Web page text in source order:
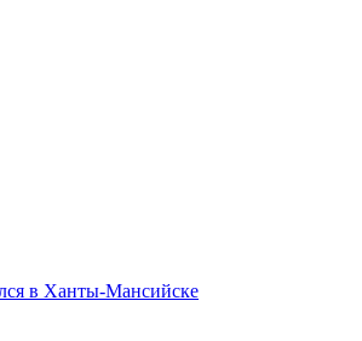
в Ханты-Мансийске